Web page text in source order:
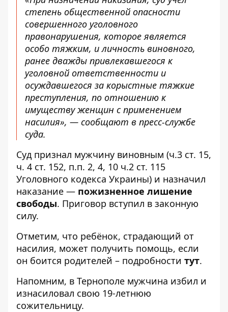
степень общественной опасности
совершенного уголовного
правонарушения, которое является
особо тяжким, и личность виновного,
ранее дважды привлекавшегося к
уголовной ответственности и
осуждавшегося за корыстные тяжкие
преступления, по отношению к
имуществу женщин с применением
насилия», — сообщают в пресс-службе
суда.
Суд признал мужчину виновным (ч.3 ст. 15,
ч. 4 ст. 152, п.п. 2, 4, 10 ч.2 ст. 115
Уголовного кодекса Украины) и назначил
наказание — пожизненное лишение
свободы. Приговор вступил в законную
силу.
Отметим, что ребёнок, страдающий от
насилия, может получить помощь, если
он боится родителей – подробности тут.
Напомним, в Тернополе мужчина избил и
изнасиловал свою 19-летнюю
сожительницу.